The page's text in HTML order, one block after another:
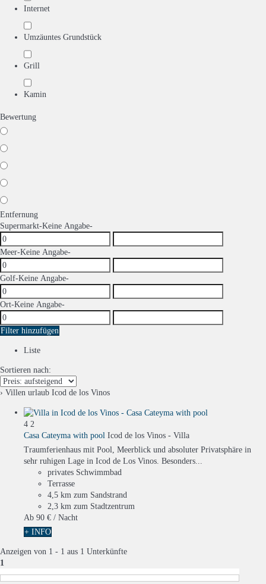
Internet
Umzäuntes Grundstück
Grill
Kamin
Bewertung
Entfernung
Supermarkt-Keine Angabe-
Meer-Keine Angabe-
Golf-Keine Angabe-
Ort-Keine Angabe-
Filter hinzufügen
Liste
Sortieren nach:
› Villen urlaub Icod de los Vinos
4 2
Casa Cateyma with pool Icod de los Vinos - Villa
Traumferienhaus mit Pool, Meerblick und absoluter Privatsphäre in
sehr ruhigen Lage in Icod de Los Vinos. Besonders...
privates Schwimmbad
Terrasse
4,5 km zum Sandstrand
2,3 km zum Stadtzentrum
Ab 90 € / Nacht
+ INFO
Anzeigen von 1 - 1 aus 1 Unterkünfte
1